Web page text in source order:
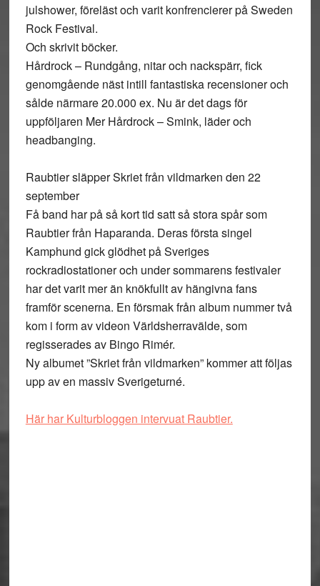
julshower, föreläst och varit konfrencierer på Sweden
Rock Festival.
Och skrivit böcker.
Hårdrock – Rundgång, nitar och nackspärr, fick
genomgående näst intill fantastiska recensioner och
sålde närmare 20.000 ex. Nu är det dags för
uppföljaren Mer Hårdrock – Smink, läder och
headbanging.
Raubtier släpper Skriet från vildmarken den 22
september
Få band har på så kort tid satt så stora spår som
Raubtier från Haparanda. Deras första singel
Kamphund gick glödhet på Sveriges
rockradiostationer och under sommarens festivaler
har det varit mer än knökfullt av hängivna fans
framför scenerna. En försmak från album nummer två
kom i form av videon Världsherravälde, som
regisserades av Bingo Rimér.
Ny albumet ”Skriet från vildmarken” kommer att följas
upp av en massiv Sverigeturné.
Här har Kulturbloggen intervuat Raubtier.